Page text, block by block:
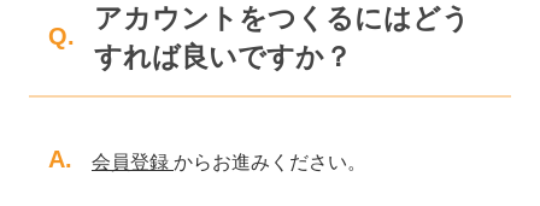
Q.
アカウントをつくるにはどう
すれば良いですか？
A. 会員登録 からお進みください。